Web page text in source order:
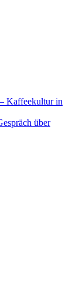
Kaffeekultur in
über